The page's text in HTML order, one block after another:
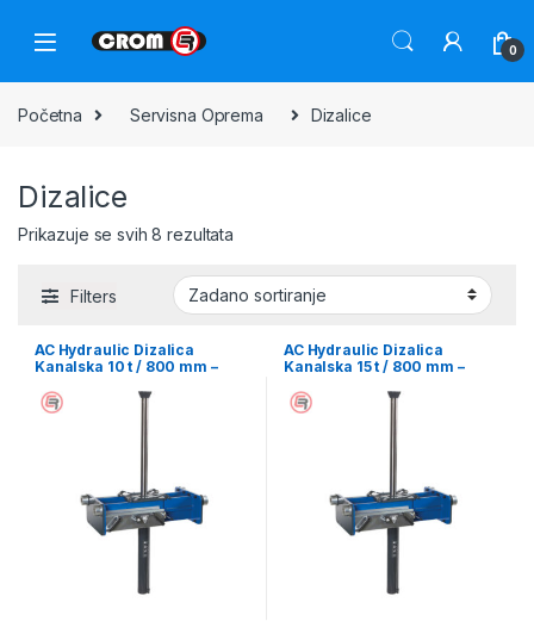
0
Početna Servisna Oprema Dizalice
Dizalice
Prikazuje se svih 8 rezultata
Filters
AC Hydraulic Dizalica
Kanalska 10 t / 800 mm –
AC Hydraulic Dizalica
Kanalska 15 t / 800 mm –